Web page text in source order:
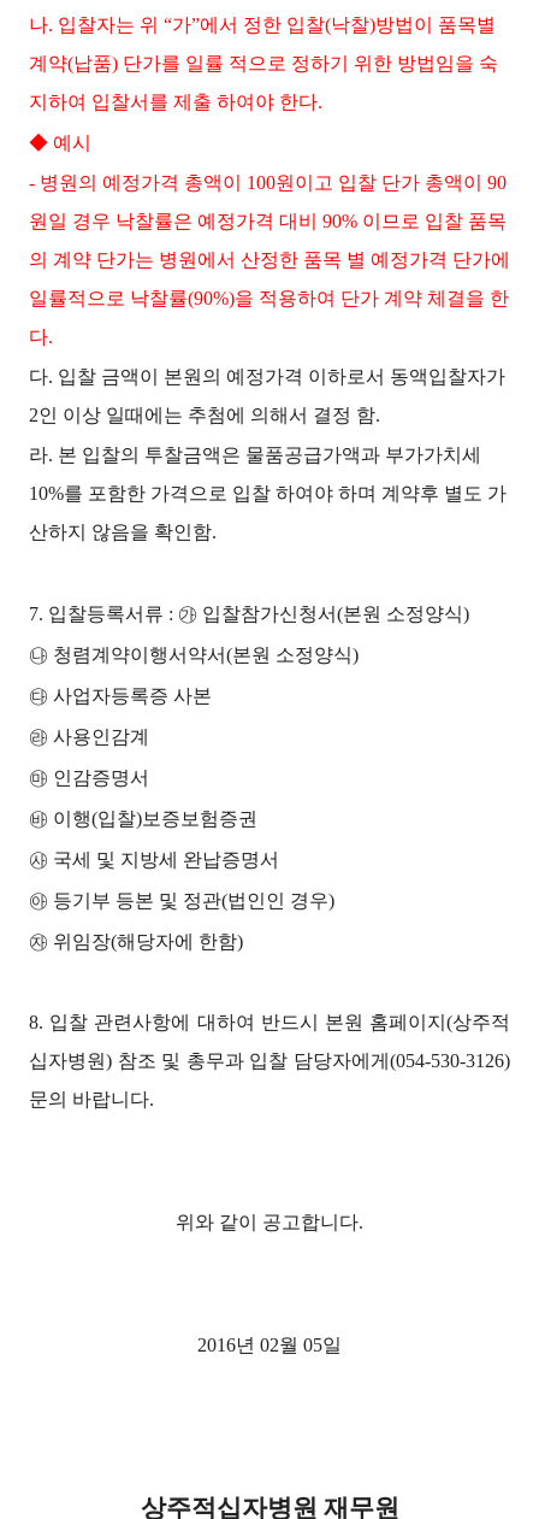
나. 입찰자는 위 “가”에서 정한 입찰(낙찰)방법이 품목별
계약(납품) 단가를 일률 적으로 정하기 위한 방법임을 숙
지하여 입찰서를 제출 하여야 한다.
◆ 예시
- 병원의 예정가격 총액이 100원이고 입찰 단가 총액이 90
원일 경우 낙찰률은 예정가격 대비 90% 이므로 입찰 품목
의 계약 단가는 병원에서 산정한 품목 별 예정가격 단가에
일률적으로 낙찰률(90%)을 적용하여 단가 계약 체결을 한
다.
다. 입찰 금액이 본원의 예정가격 이하로서 동액입찰자가
2인 이상 일때에는 추첨에 의해서 결정 함.
라. 본 입찰의 투찰금액은 물품공급가액과 부가가치세
10%를 포함한 가격으로 입찰 하여야 하며 계약후 별도 가
산하지 않음을 확인함.
7. 입찰등록서류 : ㉮ 입찰참가신청서(본원 소정양식)
㉯ 청렴계약이행서약서(본원 소정양식)
㉰ 사업자등록증 사본
㉱ 사용인감계
㉲ 인감증명서
㉳ 이행(입찰)보증보험증권
㉴ 국세 및 지방세 완납증명서
㉵ 등기부 등본 및 정관(법인인 경우)
㉶ 위임장(해당자에 한함)
8. 입찰 관련사항에 대하여 반드시 본원 홈페이지(상주적
십자병원) 참조 및 총무과 입찰 담당자에게(054-530-3126)
문의 바랍니다.
위와 같이 공고합니다.
2016년 02월 05일
상주적십자병원 재무원